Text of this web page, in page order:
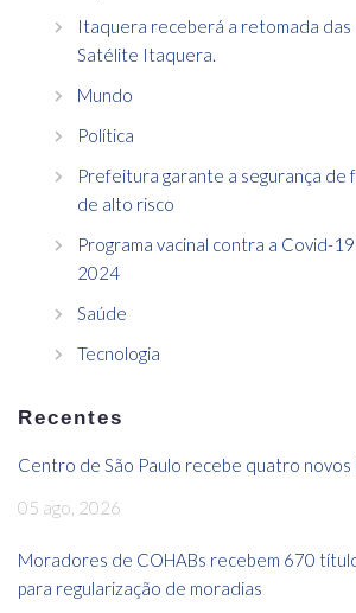
Itaquera receberá a retomada das
Satélite Itaquera.
Mundo
Política
Prefeitura garante a segurança de
de alto risco
Programa vacinal contra a Covid-
2024
Saúde
Tecnologia
Recentes
Centro de São Paulo recebe quatro novos
05 ago, 2026
Moradores de COHABs recebem 670
para regularização de moradias